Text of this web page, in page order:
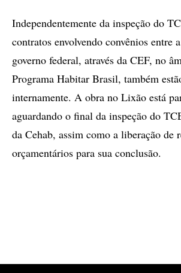
Independentemente da inspeção do
contratos envolvendo convênios entre
governo federal, através da CEF, no
Programa Habitar Brasil, também
internamente. A obra no Lixão está
aguardando o final da inspeção do
da Cehab, assim como a liberação de
orçamentários para sua conclusão.